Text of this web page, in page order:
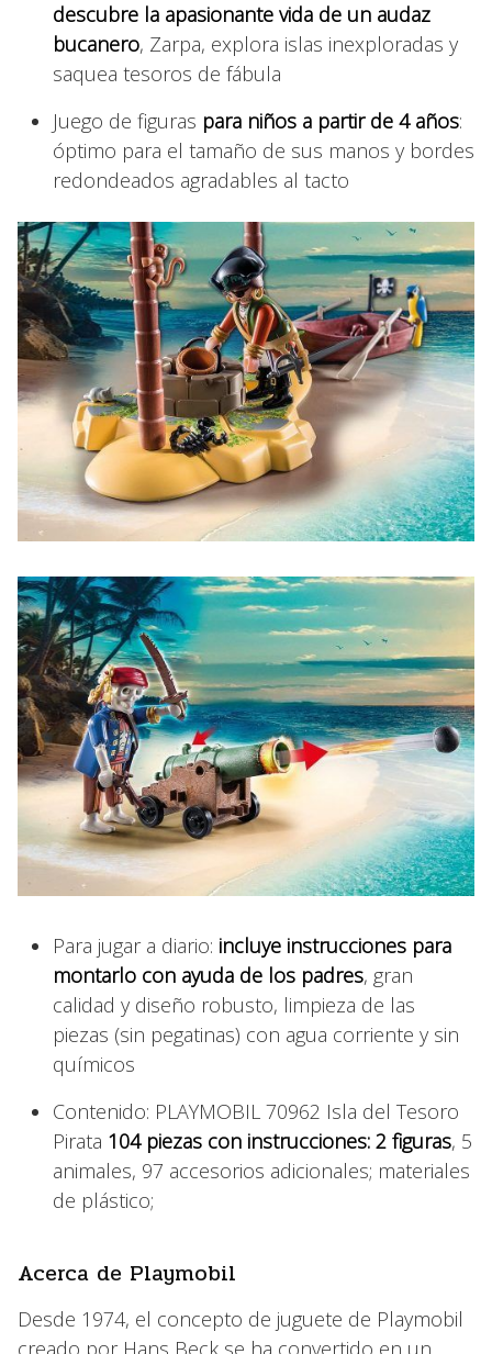
descubre la apasionante vida de un audaz
bucanero, Zarpa, explora islas inexploradas y
saquea tesoros de fábula
Juego de figuras para niños a partir de 4 años:
óptimo para el tamaño de sus manos y bordes
redondeados agradables al tacto
Para jugar a diario: incluye instrucciones para
montarlo con ayuda de los padres, gran
calidad y diseño robusto, limpieza de las
piezas (sin pegatinas) con agua corriente y sin
químicos
Contenido: PLAYMOBIL 70962 Isla del Tesoro
Pirata 104 piezas con instrucciones: 2 figuras, 5
animales, 97 accesorios adicionales; materiales
de plástico;
Acerca de Playmobil
Desde 1974, el concepto de juguete de Playmobil